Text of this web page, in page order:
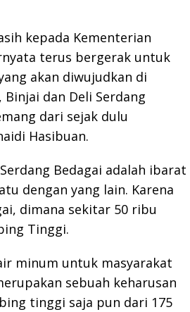
kepada Kementerian
terus bergerak untuk
akan diwujudkan di
Binjai dan Deli Serdang
dari sejak dulu
Hasibuan.
Bedagai adalah ibarat
dengan yang lain. Karena
dimana sekitar 50 ribu
Tinggi.
minum untuk masyarakat
sebuah keharusan
tinggi saja pun dari 175